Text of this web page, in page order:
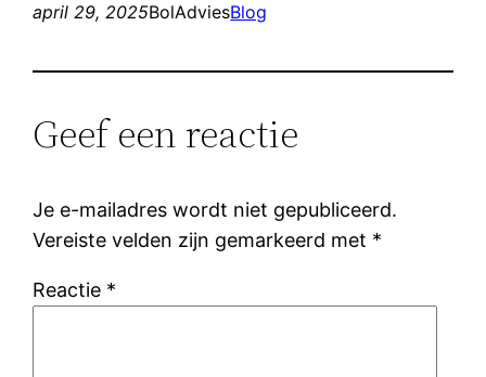
april 29, 2025BolAdviesBlog
Geef een reactie
Je e-mailadres wordt niet gepubliceerd.
Vereiste velden zijn gemarkeerd met *
Reactie *